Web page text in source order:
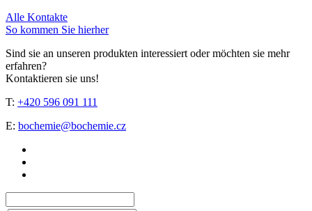
Alle Kontakte
So kommen Sie hierher
Sind sie an unseren produkten interessiert oder möchten sie mehr
erfahren?
Kontaktieren sie uns!
T: +420 596 091 111
E: bochemie@bochemie.cz